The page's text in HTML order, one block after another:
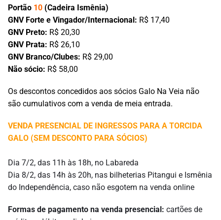
Portão 10 (Cadeira Ismênia)
GNV Forte e Vingador/Internacional: R$ 17,40
GNV Preto: R$ 20,30
GNV Prata: R$ 26,10
GNV Branco/Clubes: R$ 29,00
Não sócio: R$ 58,00
Os descontos concedidos aos sócios Galo Na Veia não
são cumulativos com a venda de meia entrada.
VENDA PRESENCIAL DE INGRESSOS PARA A TORCIDA
GALO (SEM DESCONTO PARA SÓCIOS)
Dia 7/2, das 11h às 18h, no Labareda
Dia 8/2, das 14h às 20h, nas bilheterias Pitangui e Ismênia
do Independência, caso não esgotem na venda online
Formas de pagamento na venda presencial: cartões de